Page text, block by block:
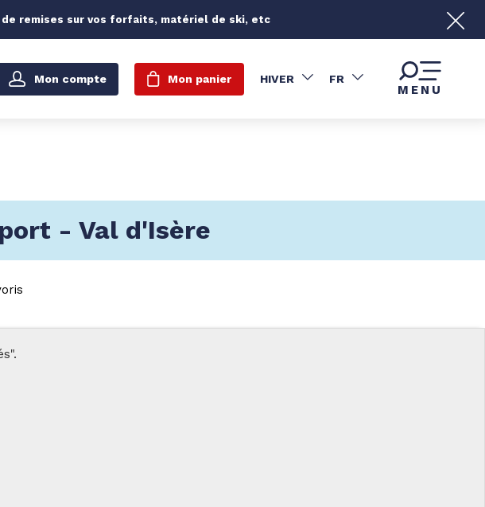
remises sur vos forfaits, matériel de ski, etc
Mon compte Mon panier HIVER FR
MENU
- Val d'Isère